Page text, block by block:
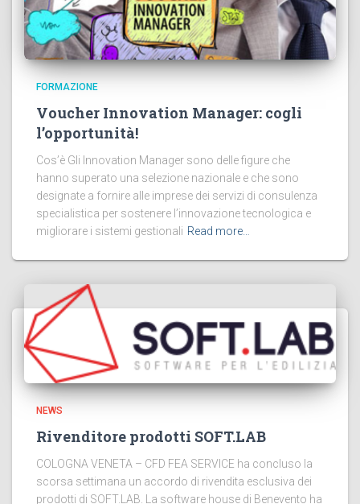
FORMAZIONE
Voucher Innovation Manager: cogli
l’opportunità!
Cos’è Gli Innovation Manager sono delle figure che
hanno superato una selezione nazionale e che sono
designate a fornire alle imprese dei servizi di consulenza
specialistica per sostenere l’innovazione tecnologica e
migliorare i sistemi gestionali Read more…
NEWS
Rivenditore prodotti SOFT.LAB
COLOGNA VENETA – CFD FEA SERVICE ha concluso la
scorsa settimana un accordo di rivendita esclusiva dei
prodotti di SOFT.LAB. La software house di Benevento ha